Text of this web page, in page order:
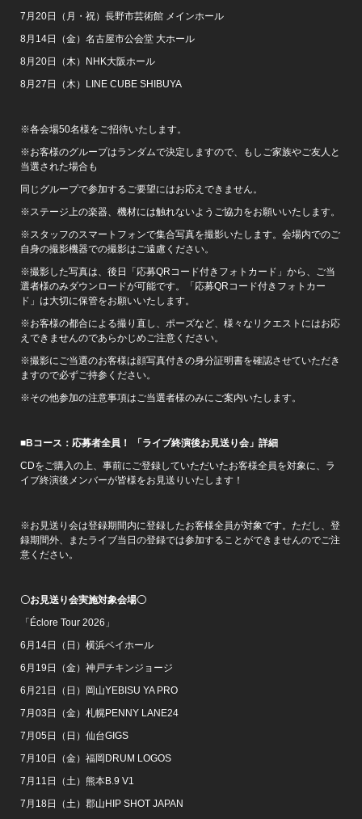
7月20日（月・祝）長野市芸術館 メインホール
8月14日（金）名古屋市公会堂 大ホール
8月20日（木）NHK大阪ホール
8月27日（木）LINE CUBE SHIBUYA
※各会場50名様をご招待いたします。
※お客様のグループはランダムで決定しますので、もしご家族やご友人と
当選された場合も
同じグループで参加するご要望にはお応えできません。
※ステージ上の楽器、機材には触れないようご協力をお願いいたします。
※スタッフのスマートフォンで集合写真を撮影いたします。会場内でのご
自身の撮影機器での撮影はご遠慮ください。
※撮影した写真は、後日「応募QRコード付きフォトカード」から、ご当
選者様のみダウンロードが可能です。「応募QRコード付きフォトカー
ド」は大切に保管をお願いいたします。
※お客様の都合による撮り直し、ポーズなど、様々なリクエストにはお応
えできませんのであらかじめご注意ください。
※撮影にご当選のお客様は顔写真付きの身分証明書を確認させていただき
ますので必ずご持参ください。
※その他参加の注意事項はご当選者様のみにご案内いたします。
■Bコース：応募者全員！ 「ライブ終演後お見送り会」詳細
CDをご購入の上、事前にご登録していただいたお客様全員を対象に、ラ
イブ終演後メンバーが皆様をお見送りいたします！
※お見送り会は登録期間内に登録したお客様全員が対象です。ただし、登
録期間外、またライブ当日の登録では参加することができませんのでご注
意ください。
〇お見送り会実施対象会場〇
「Éclore Tour 2026」
6月14日（日）横浜ベイホール
6月19日（金）神戸チキンジョージ
6月21日（日）岡山YEBISU YA PRO
7月03日（金）札幌PENNY LANE24
7月05日（日）仙台GIGS
7月10日（金）福岡DRUM LOGOS
7月11日（土）熊本B.9 V1
7月18日（土）郡山HIP SHOT JAPAN